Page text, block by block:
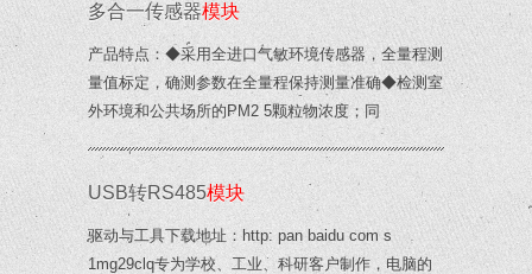
多合一传感器模块
产品特点：◆采用全进口气敏环境传感器，全量程测
量值标定，确测参数在全量程保持测量准确◆检测室
外环境和公共场所的PM2 5颗粒物浓度；同
USB转RS485模块
驱动与工具下载地址：http: pan baidu com s
1mg29clq专为学校、工业、科研客户制作，电脑的